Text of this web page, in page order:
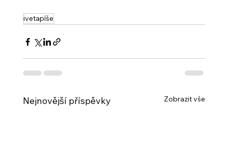
ivetapíše
Nejnovější příspěvky Zobrazit vše